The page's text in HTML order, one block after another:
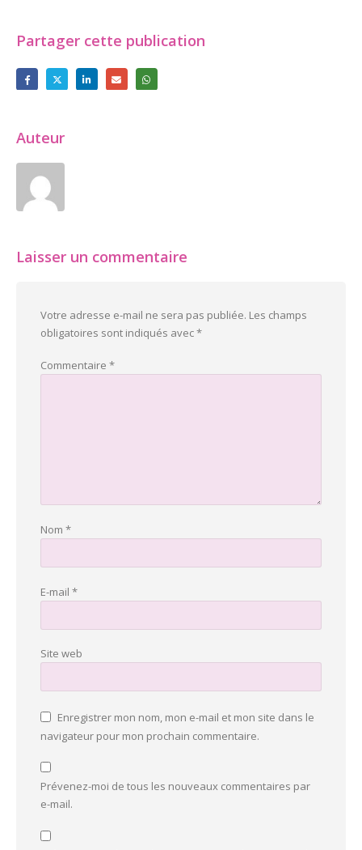
Partager cette publication
Auteur
Laisser un commentaire
Votre adresse e-mail ne sera pas publiée. Les champs
obligatoires sont indiqués avec*
Commentaire *
Nom *
E-mail *
Site web
Enregistrer mon nom, mon e-mail et mon site dans le
navigateur pour mon prochain commentaire.
Prévenez-moi de tous les nouveaux commentaires par
e-mail.